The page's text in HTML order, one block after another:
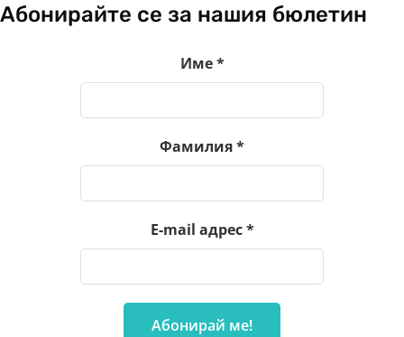
Абонирайте се за нашия бюлетин
Име*
Фамилия*
E-mail адрес*